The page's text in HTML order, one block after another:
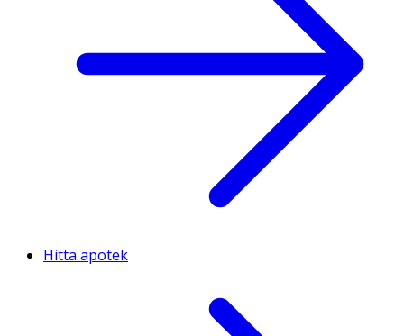
Hitta apotek